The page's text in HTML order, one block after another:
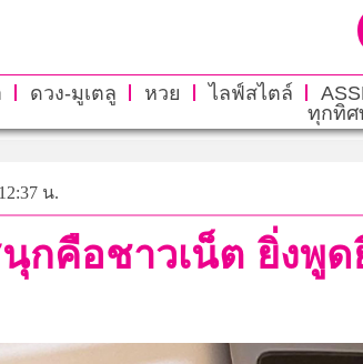
ดวง-มูเตลู หวย ไลฟ์สไตล์
ทุกทิศ
น.
นุกคือชาวเน็ต ยิ่งพู